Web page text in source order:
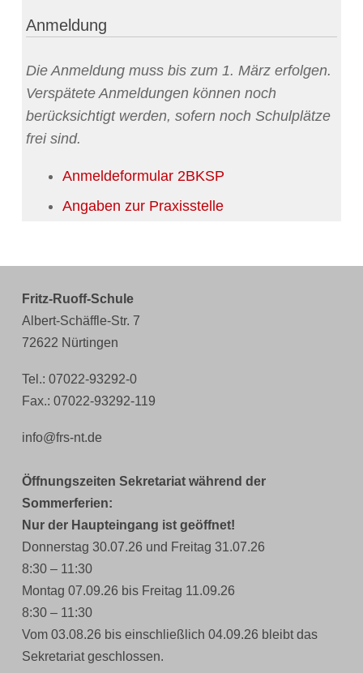
Anmeldung
Die Anmeldung muss bis zum 1. März erfolgen.
Verspätete Anmeldungen können noch
berücksichtigt werden, sofern noch Schulplätze
frei sind.
Anmeldeformular 2BKSP
Angaben zur Praxisstelle
Fritz-Ruoff-Schule
Albert-Schäffle-Str. 7
72622 Nürtingen
Tel.: 07022-93292-0
Fax.: 07022-93292-119
info@frs-nt.de
Öffnungszeiten Sekretariat während der
Sommerferien:
Nur der Haupteingang ist geöffnet!
Donnerstag 30.07.26 und Freitag 31.07.26
8:30 – 11:30
Montag 07.09.26 bis Freitag 11.09.26
8:30 – 11:30
Vom 03.08.26 bis einschließlich 04.09.26 bleibt das
Sekretariat geschlossen.